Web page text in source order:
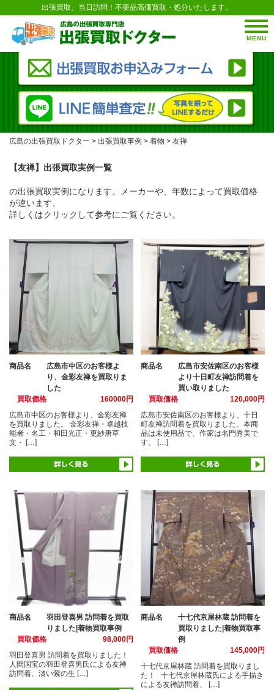
MENU
出張買取、当日訪問！不要品高価買取・処分いたします。
広島の出張買取ドクター > 出張買取事例 > 着物 > 友禅
【友禅】出張買取実例一覧
の出張買取実例になります。メーカーや、年数によって買取価格
が違います、
詳しくはクリックして参考にご覧ください。
商品名
広島市中区のお客様よ
り、金彩友禅を買取りま
した
買取価格
160000円
広島市中区のお客様より、金彩友禅
を買取りました。 金彩友禅・卓越技
能者・名工・和田光正・更紗唐草
文・ […]
商品名
広島市安佐南区のお客様
より十日町友禅訪問着を
買い取りました
買取価格
120,000円
広島市安佐南区のお客様より、十日
町友禅訪問着を買取りました。本商
品は未使用品で、作家は名門秀美で
す。 […]
商品名
羽田登喜男 訪問着を買取
りました|着物買取事例
買取価格
98,000円
羽田登喜男 訪問着を買取りました！
人間国宝の羽田登喜男氏による友禅
訪問着、淡い紫の生 […]
商品名
十七代京屋林蔵 訪問着を
買取りました|着物買取事
例
買取価格
145,000円
十七代京屋林蔵 訪問着を買取りまし
た！ 十七代京屋林蔵氏による手描き
による友禅訪問着、 […]